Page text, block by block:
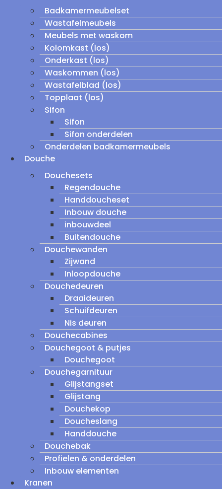
Badkamermeubelset
Wastafelmeubels
Meubels met waskom
Kolomkast (los)
Onderkast (los)
Waskommen (los)
Wastafelblad (los)
Topplaat (los)
Sifon
Sifon
Sifon onderdelen
Onderdelen badkamermeubels
Douche
Douchesets
Regendouche
Handdoucheset
Inbouw douche
inbouwdeel
Buitendouche
Douchewanden
Zijwand
Inloopdouche
Douchedeuren
Draaideuren
Schuifdeuren
Nis deuren
Douchecabines
Douchegoot & putjes
Douchegoot
Douchegarnituur
Glijstangset
Glijstang
Douchekop
Doucheslang
Handdouche
Douchebak
Profielen & onderdelen
Inbouw elementen
Kranen